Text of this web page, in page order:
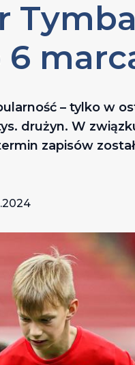
6
– tylko w
drużyn. W
zapisów